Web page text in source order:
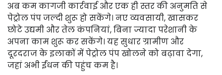
अब कम कागजी कार्रवाई और एक ही स्तर की अनुमति से
पेट्रोल पंप जल्दी शुरू हो सकेंगे। नए व्यवसायी, खासकर
छोटे उद्यमी और तेल कंपनियां, बिना ज्यादा परेशानी के
अपना काम शुरू कर सकेंगे। यह सुधार ग्रामीण और
दूरदराज के इलाकों में पेट्रोल पंप खोलने को बढ़ावा देगा,
जहां अभी ईंधन की पहुंच कम है।